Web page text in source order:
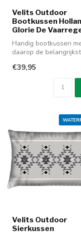
Velits Outdoor
Bootkussen
Glorie De
Handig bootkussen
daarop de
voorrangs...
€39,95
Velits Outdoor
Sierkussen